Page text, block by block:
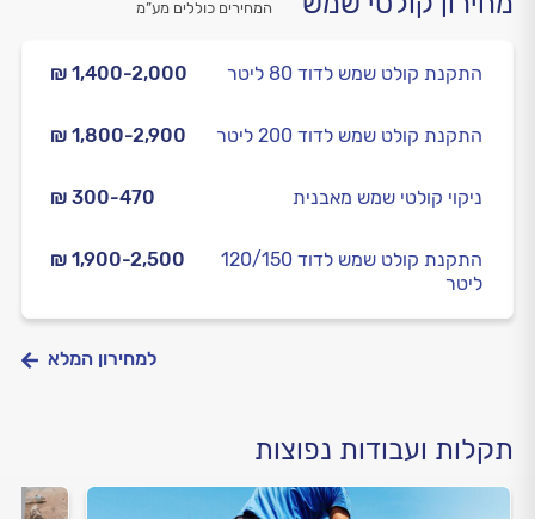
המחירים כוללים מע”מ
₪ 1,400-2,000 התקנת קולט שמש לדוד 80 ליטר
₪ 1,800-2,900 התקנת קולט שמש לדוד 200 ליטר
₪ 300-470 ניקוי קולטי שמש מאבנית
₪ 1,900-2,500
התקנת קולט שמש לדוד 120/150
ליטר
למחירון המלא
תקלות ועבודות נפוצות